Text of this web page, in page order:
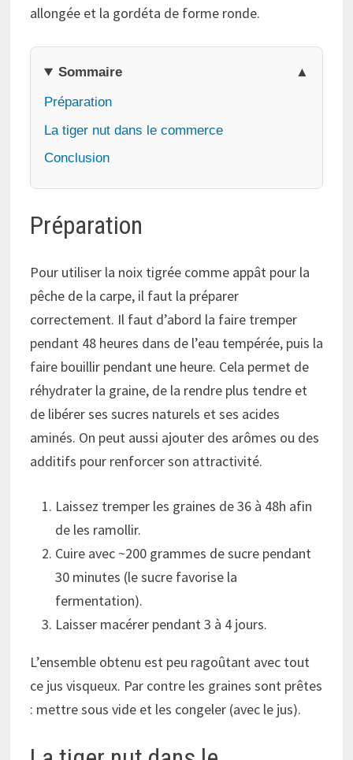
allongée et la gordéta de forme ronde.
Sommaire
Préparation
La tiger nut dans le commerce
Conclusion
Préparation
Pour utiliser la noix tigrée comme appât pour la
pêche de la carpe, il faut la préparer
correctement. Il faut d’abord la faire tremper
pendant 48 heures dans de l’eau tempérée, puis la
faire bouillir pendant une heure. Cela permet de
réhydrater la graine, de la rendre plus tendre et
de libérer ses sucres naturels et ses acides
aminés. On peut aussi ajouter des arômes ou des
additifs pour renforcer son attractivité.
Laissez tremper les graines de 36 à 48h afin
de les ramollir.
Cuire avec ~200 grammes de sucre pendant
30 minutes (le sucre favorise la
fermentation).
Laisser macérer pendant 3 à 4 jours.
L’ensemble obtenu est peu ragoûtant avec tout
ce jus visqueux. Par contre les graines sont prêtes
: mettre sous vide et les congeler (avec le jus).